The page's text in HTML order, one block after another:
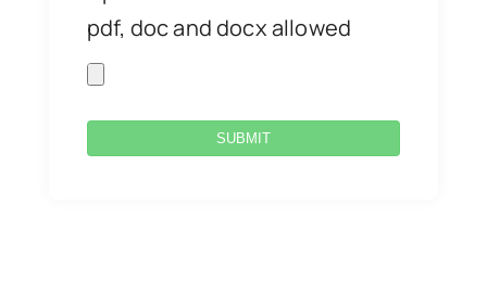
pdf, doc and docx allowed
SUBMIT